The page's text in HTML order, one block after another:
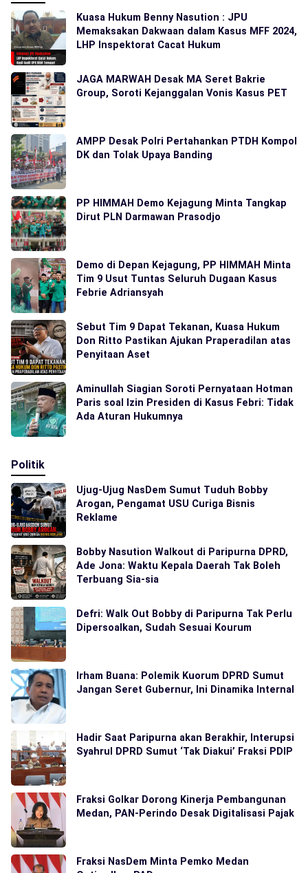
Kuasa Hukum Benny Nasution : JPU
Memaksakan Dakwaan dalam Kasus MFF 2024,
LHP Inspektorat Cacat Hukum
JAGA MARWAH Desak MA Seret Bakrie
Group, Soroti Kejanggalan Vonis Kasus PET
AMPP Desak Polri Pertahankan PTDH Kompol
DK dan Tolak Upaya Banding
PP HIMMAH Demo Kejagung Minta Tangkap
Dirut PLN Darmawan Prasodjo
Demo di Depan Kejagung, PP HIMMAH Minta
Tim 9 Usut Tuntas Seluruh Dugaan Kasus
Febrie Adriansyah
Sebut Tim 9 Dapat Tekanan, Kuasa Hukum
Don Ritto Pastikan Ajukan Praperadilan atas
Penyitaan Aset
Aminullah Siagian Soroti Pernyataan Hotman
Paris soal Izin Presiden di Kasus Febri: Tidak
Ada Aturan Hukumnya
Politik
Ujug-Ujug NasDem Sumut Tuduh Bobby
Arogan, Pengamat USU Curiga Bisnis
Reklame
Bobby Nasution Walkout di Paripurna DPRD,
Ade Jona: Waktu Kepala Daerah Tak Boleh
Terbuang Sia-sia
Defri: Walk Out Bobby di Paripurna Tak Perlu
Dipersoalkan, Sudah Sesuai Kourum
Irham Buana: Polemik Kuorum DPRD Sumut
Jangan Seret Gubernur, Ini Dinamika Internal
Hadir Saat Paripurna akan Berakhir, Interupsi
Syahrul DPRD Sumut ‘Tak Diakui’ Fraksi PDIP
Fraksi Golkar Dorong Kinerja Pembangunan
Medan, PAN-Perindo Desak Digitalisasi Pajak
Fraksi NasDem Minta Pemko Medan